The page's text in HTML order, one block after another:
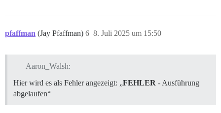
pfaffman (Jay Pfaffman) 8. Juli 2025 um 15:50
6
Aaron_Walsh:
Hier wird es als Fehler angezeigt: „FEHLER - Ausführung
abgelaufen“